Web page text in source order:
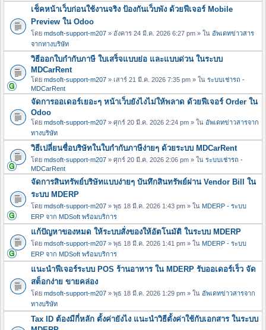
เช็คหน้าเว็บก่อนใช้งานจริง ป้องกันเว็บพัง ด้วยฟีเจอร์ Mobile
Preview ใน Odoo
โดย mdsoft-support-m207 » อังคาร 24 มี.ค. 2026 6:27 pm » ใน อัพเดทข่าวสาร
จากทางบริษัท
วิธีออกใบกำกับภาษี ใบเสร็จแบบย่อ และแบบด่วน ในระบบ
MDCarRent
โดย mdsoft-support-m207 » เสาร์ 21 มี.ค. 2026 7:35 pm » ใน ระบบเช่ารถ -
MDCarRent
จัดการออเดอร์เยอะๆ หน้าเว็บยังไงไม่ให้พลาด ด้วยฟีเจอร์ Order ใน
Odoo
โดย mdsoft-support-m207 » ศุกร์ 20 มี.ค. 2026 2:24 pm » ใน อัพเดทข่าวสารจาก
ทางบริษัท
วิธีเปลี่ยนชื่อบริษัทในใบกำกับภาษีง่ายๆ ด้วยระบบ MDCarRent
โดย mdsoft-support-m207 » ศุกร์ 20 มี.ค. 2026 2:06 pm » ใน ระบบเช่ารถ -
MDCarRent
จัดการสินทรัพย์บริษัทแบบง่ายๆ บันทึกสินทรัพย์ผ่าน Vendor Bill ใน
ระบบ MDERP
โดย mdsoft-support-m207 » พุธ 18 มี.ค. 2026 1:43 pm » ใน MDERP - ระบบ
ERP จาก MDSoft พร้อมบริการ
แก้ปัญหาของหมด ให้ระบบสั่งของให้อัตโนมัติ ในระบบ MDERP
โดย mdsoft-support-m207 » พุธ 18 มี.ค. 2026 1:41 pm » ใน MDERP - ระบบ
ERP จาก MDSoft พร้อมบริการ
แนะนำฟีเจอร์ระบบ POS ร้านอาหาร ใน MDERP รับออเดอร์เร็ว จัด
สต็อกง่าย ขายคล่อง
โดย mdsoft-support-m207 » พุธ 18 มี.ค. 2026 1:29 pm » ใน อัพเดทข่าวสารจาก
ทางบริษัท
Tax ID ต้องมีกี่หลัก ตั้งค่ายังไง แนะนำวิธีตั้งค่าใช้กับเอกสาร ในระบบ